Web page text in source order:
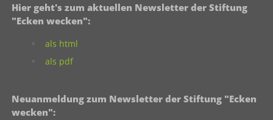
Hier geht's zum aktuellen Newsletter der Stiftung
"Ecken wecken":
als html
als pdf
Neuanmeldung zum Newsletter der Stiftung "Ecken
wecken":